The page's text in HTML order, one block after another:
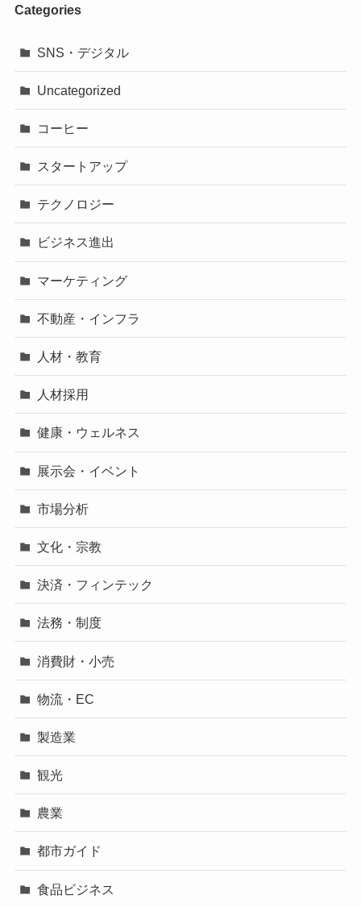
Categories
SNS・デジタル
Uncategorized
コーヒー
スタートアップ
テクノロジー
ビジネス進出
マーケティング
不動産・インフラ
人材・教育
人材採用
健康・ウェルネス
展示会・イベント
市場分析
文化・宗教
決済・フィンテック
法務・制度
消費財・小売
物流・EC
製造業
観光
農業
都市ガイド
食品ビジネス